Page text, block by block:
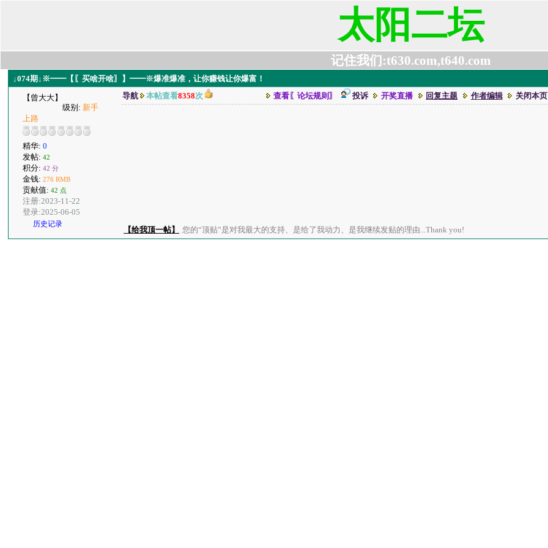
太阳二坛
记住我们:t630.com,t640.com
↓074期↓※━━【〖买啥开啥〗】━━※爆准爆准，让你赚钱让你爆富！
【曾大大】
级别: 新手
上路
精华:0
发帖:42
积分:42 分
金钱:276 RMB
贡献值:42 点
注册:2023-11-22
登录:2025-06-05
历史记录
导航 本帖查看8358次 查看〖论坛规则〗 投诉 开奖直播 回复主题 作者编辑 关闭本页
【给我顶一帖】 您的“顶贴”是对我最大的支持、是给了我动力、是我继续发贴的理由...Thank you!